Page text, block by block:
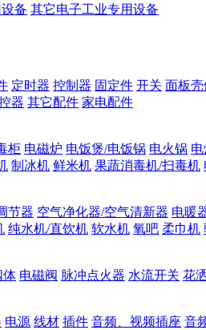
备 其它电子工业专用设备
定时器 控制器 固定件 开关 面板壳
器 其它配件 家电配件
柜 电磁炉 电饭煲/电饭锅 电火锅
制冰机 鲜米机 果蔬消毒机/扫毒机
节器 空气净化器/空气清新器 电暖
纯水机/直饮机 软水机 氧吧 柔巾机
体 电磁阀 脉冲点火器 水流开关 花
电源 线材 插件 音频、视频插座 音